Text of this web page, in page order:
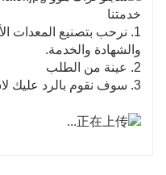
خدمتنا
1. نرحب بتصنيع المعدات
والشهادة والخدمة.
2. عينة من الطلب
3. سوف نقوم بالرد عليك لاستفسارك خلال 24 ساعة.